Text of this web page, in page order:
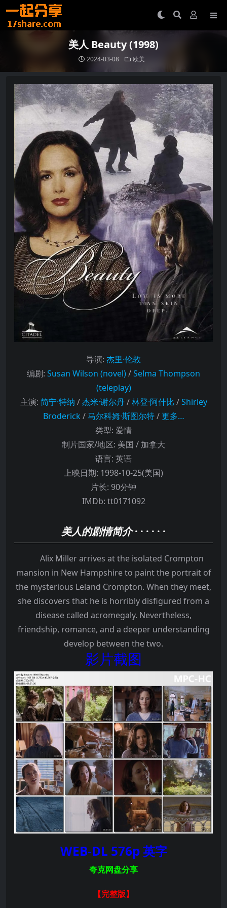
美人 Beauty (1998)
2024-03-08 欧美
导演: 杰里·伦敦
编剧: Susan Wilson (novel)/Selma Thompson
(teleplay)
主演: 简宁·特纳 /杰米·谢尔丹/林登·阿什比 /Shirley
Broderick/马尔科姆·斯图尔特/更多…
类型: 爱情
制片国家/地区: 美国 / 加拿大
语言: 英语
上映日期: 1998-10-25(美国)
片长: 90分钟
IMDb: tt0171092
美人的剧情简介· · · · · ·
Alix Miller arrives at the isolated Crompton
mansion in New Hampshire to paint the portrait of
the mysterious Leland Crompton. When they meet,
she discovers that he is horribly disfigured from a
disease called acromegaly. Nevertheless,
friendship, romance, and a deeper understanding
develop between the two.
影片截图
WEB-DL 576p 英字
夸克网盘分享
【完整版】